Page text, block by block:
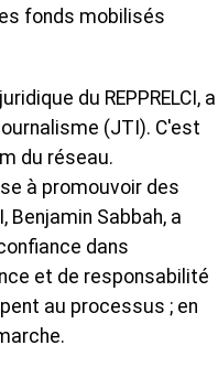
fonds mobilisés
du REPPRELCI, a
(JTI). C'est
du réseau.
à promouvoir des
Sabbah, a
dans
et de responsabilité
au processus ; en